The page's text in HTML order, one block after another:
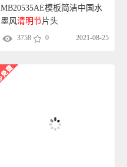
MB20535AE模板简洁中国水
墨风清明节片头
3758 0 2021-08-25